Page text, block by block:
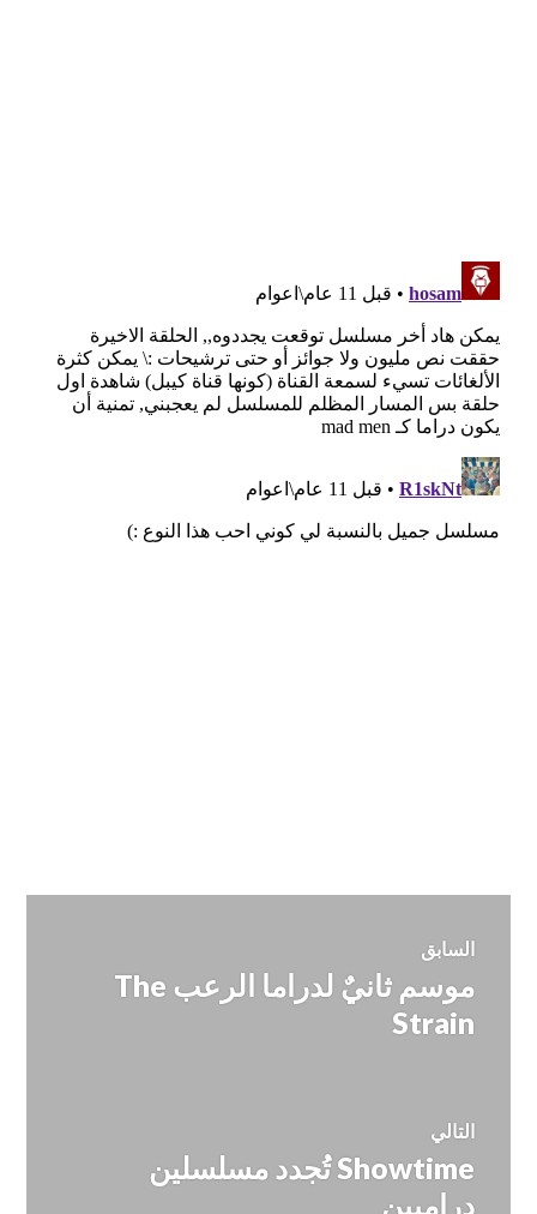
تصفّح
المقالات
السابق
السابقة:
موسم ثانيٌ لدراما الرعب The
Strain
التالي
المقالة
التالية:
Showtime تُجدد مسلسلين
دراميين